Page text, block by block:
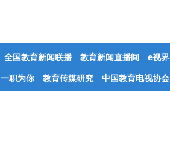
全国教育新闻联播 教育新闻直播间 e视界
一职为你 教育传媒研究 中国教育电视协会